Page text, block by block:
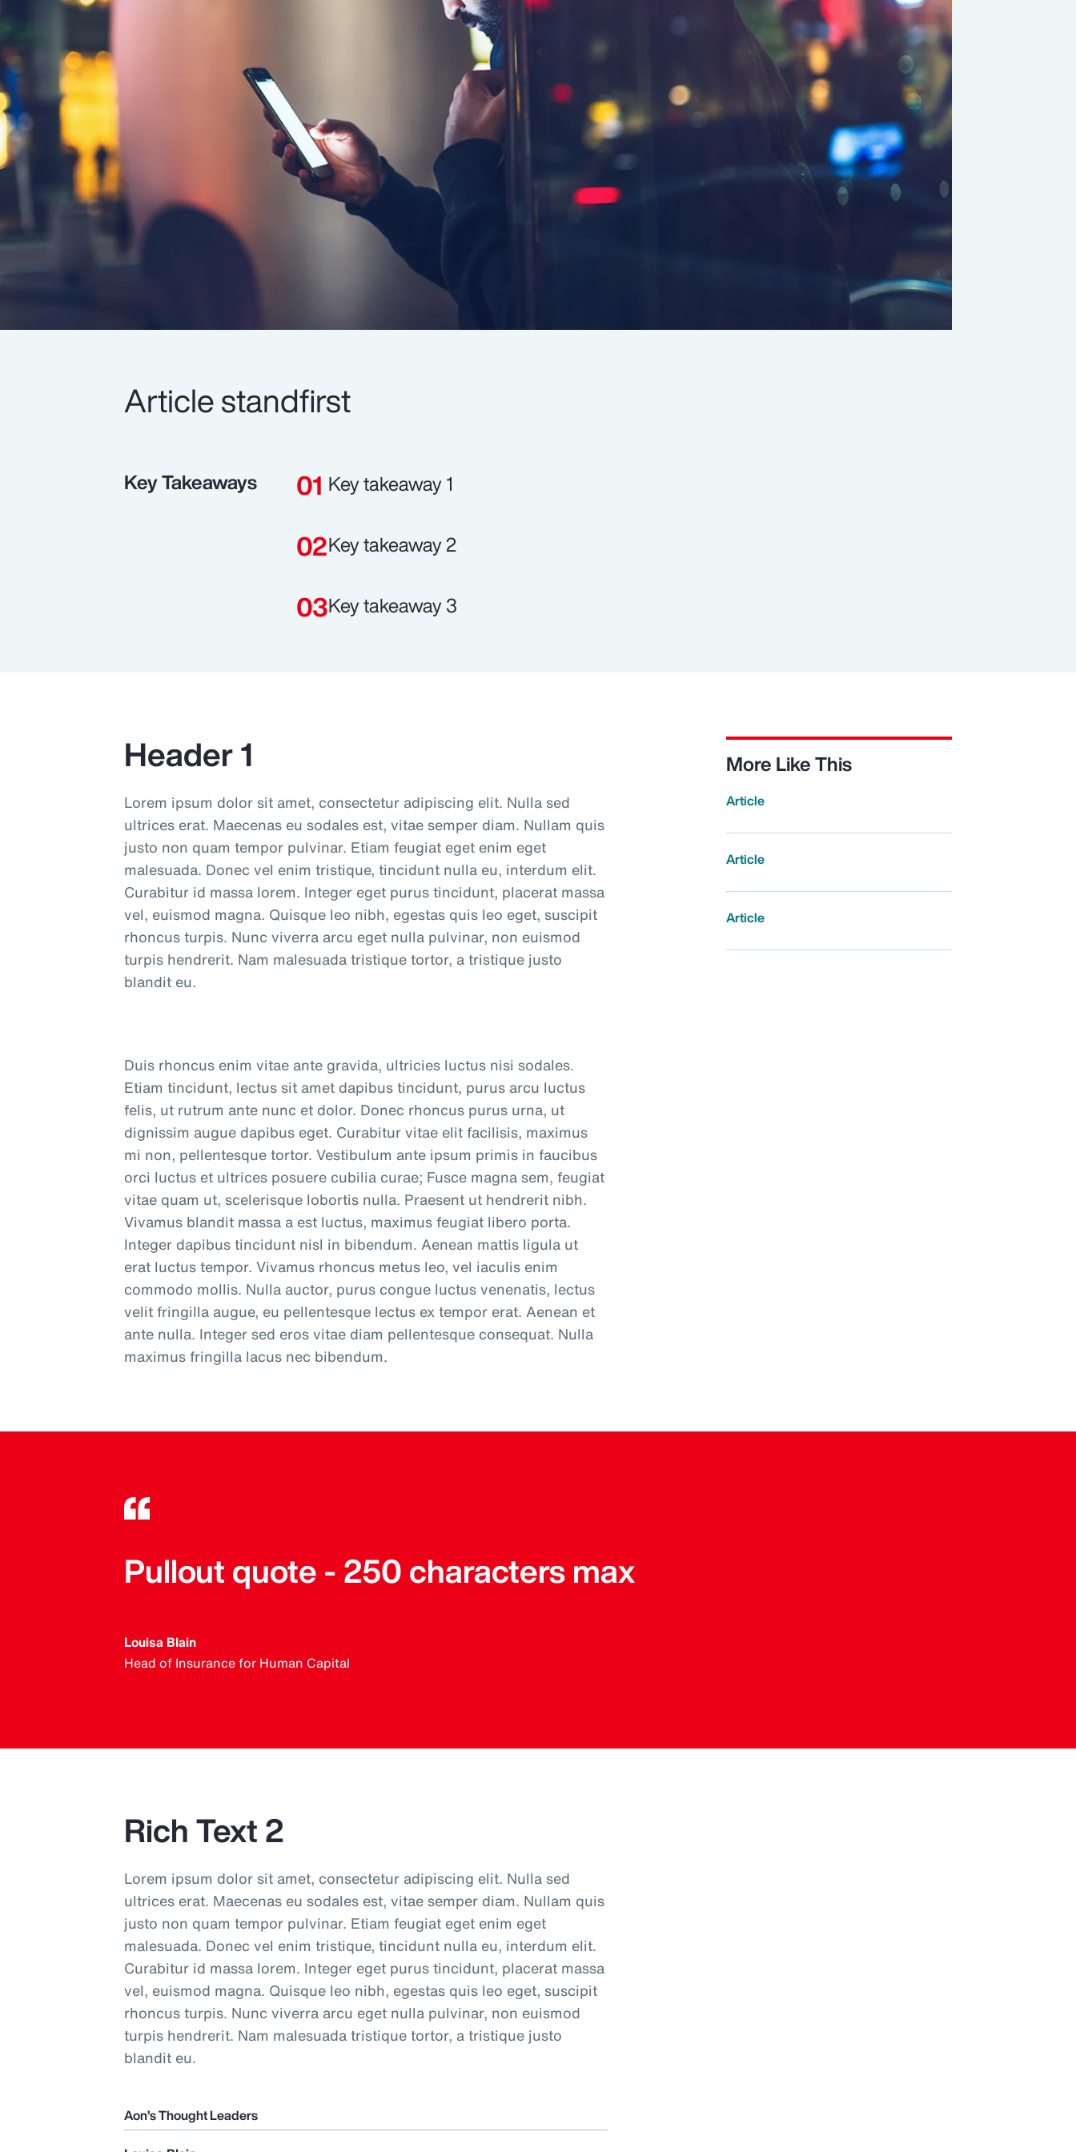
Article standfirst
Key Takeaways Key takeaway 1
Key takeaway 2
Key takeaway 3
Header 1
Lorem ipsum dolor sit amet, consectetur adipiscing elit. Nulla sed
ultrices erat. Maecenas eu sodales est, vitae semper diam. Nullam quis
justo non quam tempor pulvinar. Etiam feugiat eget enim eget
malesuada. Donec vel enim tristique, tincidunt nulla eu, interdum elit.
Curabitur id massa lorem. Integer eget purus tincidunt, placerat massa
vel, euismod magna. Quisque leo nibh, egestas quis leo eget, suscipit
rhoncus turpis. Nunc viverra arcu eget nulla pulvinar, non euismod
turpis hendrerit. Nam malesuada tristique tortor, a tristique justo
blandit eu.
Duis rhoncus enim vitae ante gravida, ultricies luctus nisi sodales.
Etiam tincidunt, lectus sit amet dapibus tincidunt, purus arcu luctus
felis, ut rutrum ante nunc et dolor. Donec rhoncus purus urna, ut
dignissim augue dapibus eget. Curabitur vitae elit facilisis, maximus
mi non, pellentesque tortor. Vestibulum ante ipsum primis in faucibus
orci luctus et ultrices posuere cubilia curae; Fusce magna sem, feugiat
vitae quam ut, scelerisque lobortis nulla. Praesent ut hendrerit nibh.
Vivamus blandit massa a est luctus, maximus feugiat libero porta.
Integer dapibus tincidunt nisl in bibendum. Aenean mattis ligula ut
erat luctus tempor. Vivamus rhoncus metus leo, vel iaculis enim
commodo mollis. Nulla auctor, purus congue luctus venenatis, lectus
velit fringilla augue, eu pellentesque lectus ex tempor erat. Aenean et
ante nulla. Integer sed eros vitae diam pellentesque consequat. Nulla
maximus fringilla lacus nec bibendum.
More Like This
Article
Article
Article
Pullout quote - 250 characters max
Louisa Blain
Head of Insurance for Human Capital
Rich Text 2
Lorem ipsum dolor sit amet, consectetur adipiscing elit. Nulla sed
ultrices erat. Maecenas eu sodales est, vitae semper diam. Nullam quis
justo non quam tempor pulvinar. Etiam feugiat eget enim eget
malesuada. Donec vel enim tristique, tincidunt nulla eu, interdum elit.
Curabitur id massa lorem. Integer eget purus tincidunt, placerat massa
vel, euismod magna. Quisque leo nibh, egestas quis leo eget, suscipit
rhoncus turpis. Nunc viverra arcu eget nulla pulvinar, non euismod
turpis hendrerit. Nam malesuada tristique tortor, a tristique justo
blandit eu.
Aon’s Thought Leaders